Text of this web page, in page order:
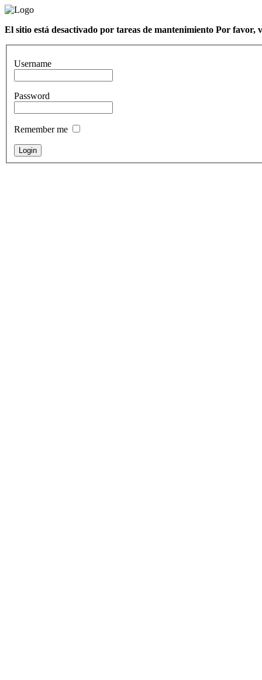
El sitio está desactivado por tareas de mantenimiento Por favor,
Username
Password
Remember me